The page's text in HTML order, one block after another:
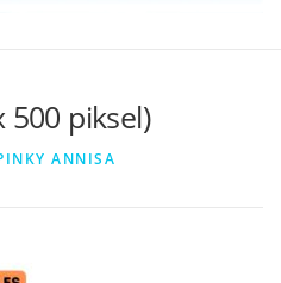
500 piksel)
ANNISA